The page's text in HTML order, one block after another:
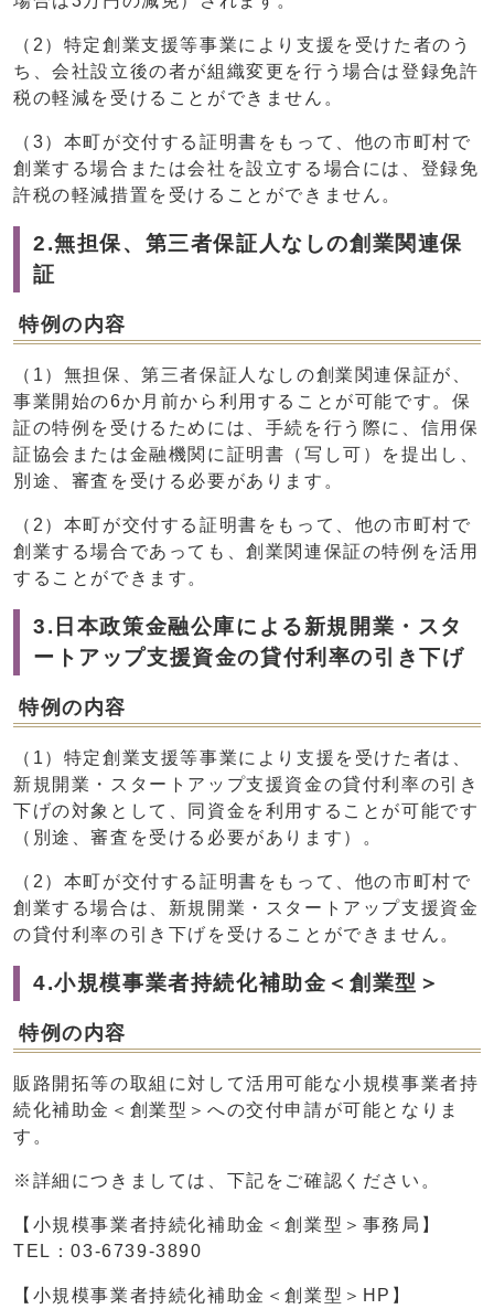
（2）特定創業支援等事業により支援を受けた者のう
ち、会社設立後の者が組織変更を行う場合は登録免許
税の軽減を受けることができません。
（3）本町が交付する証明書をもって、他の市町村で
創業する場合または会社を設立する場合には、登録免
許税の軽減措置を受けることができません。
2.無担保、第三者保証人なしの創業関連保
証
特例の内容
（1）無担保、第三者保証人なしの創業関連保証が、
事業開始の6か月前から利用することが可能です。保
証の特例を受けるためには、手続を行う際に、信用保
証協会または金融機関に証明書（写し可）を提出し、
別途、審査を受ける必要があります。
（2）本町が交付する証明書をもって、他の市町村で
創業する場合であっても、創業関連保証の特例を活用
することができます。
3.日本政策金融公庫による新規開業・スタ
ートアップ支援資金の貸付利率の引き下げ
特例の内容
（1）特定創業支援等事業により支援を受けた者は、
新規開業・スタートアップ支援資金の貸付利率の引き
下げの対象として、同資金を利用することが可能です
（別途、審査を受ける必要があります）。
（2）本町が交付する証明書をもって、他の市町村で
創業する場合は、新規開業・スタートアップ支援資金
の貸付利率の引き下げを受けることができません。
4.小規模事業者持続化補助金＜創業型＞
特例の内容
販路開拓等の取組に対して活用可能な小規模事業者持
続化補助金＜創業型＞への交付申請が可能となりま
す。
※詳細につきましては、下記をご確認ください。
【小規模事業者持続化補助金＜創業型＞事務局】
TEL：03-6739-3890
【小規模事業者持続化補助金＜創業型＞HP】